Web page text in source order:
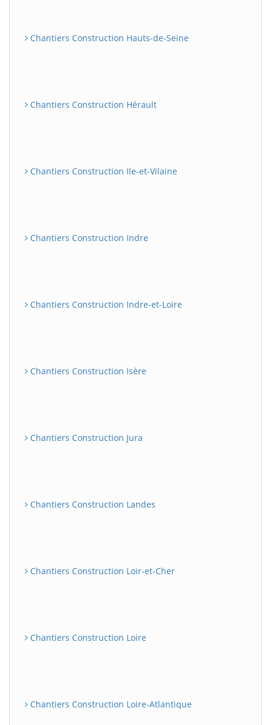
Chantiers Construction Hauts-de-Seine
Chantiers Construction Hérault
Chantiers Construction Ile-et-Vilaine
Chantiers Construction Indre
Chantiers Construction Indre-et-Loire
Chantiers Construction Isère
Chantiers Construction Jura
Chantiers Construction Landes
Chantiers Construction Loir-et-Cher
Chantiers Construction Loire
Chantiers Construction Loire-Atlantique